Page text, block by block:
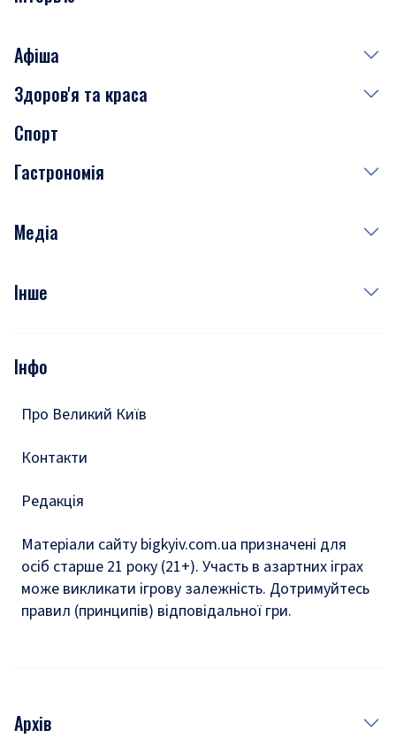
Афіша
Сьогодні
Завтра
Субота
Здоров'я та краса
Медицина
Краса
Спорт
Гастрономія
Рецепти
Медіа
Фото
Подкасти
Інше
Тести
Інфо
Про Великий Київ
Контакти
Редакція
Матеріали сайту bigkyiv.com.ua призначені для
осіб старше 21 року (21+). Участь в азартних іграх
може викликати ігрову залежність. Дотримуйтесь
правил (принципів) відповідальної гри.
Архів